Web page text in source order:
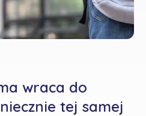
wraca do
tej samej